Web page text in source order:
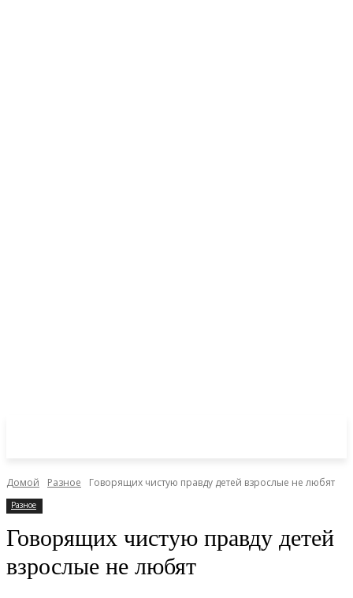
Домой Разное Говорящих чистую правду детей взрослые не любят
Разное
Говорящих чистую правду детей
взрослые не любят